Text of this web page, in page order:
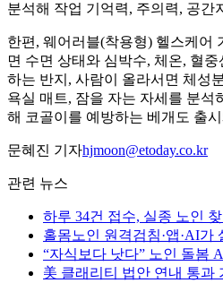
분석해 작업 기억력, 주의력, 공간
한편, 웨어러블(착용형) 헬스케어
면 수면 상태와 심박수, 체온, 혈
하는 반지, 사람이 올라서면 체성
욕실 매트, 잠을 자는 자세를 분석
해 코골이를 예방하는 베개도 출
문혜진 기자hjmoon@etoday.co.kr
관련 뉴스
하루 34건 접수, 실종 노인
홀몸노인 원격검침·앱·AI가
“자식보다 낫다” 노인 돌봄
美 클래리티 법안 연내 통과